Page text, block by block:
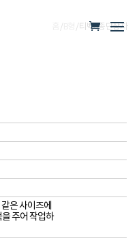
/ / 티백6종 단상자
은 사이즈에
주어 작업하